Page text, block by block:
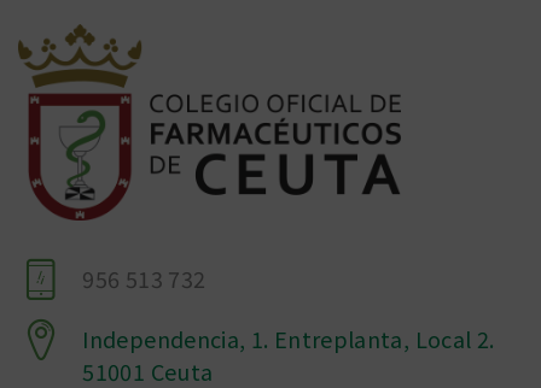
956 513 732
Independencia, 1. Entreplanta, Local 2.
51001 Ceuta